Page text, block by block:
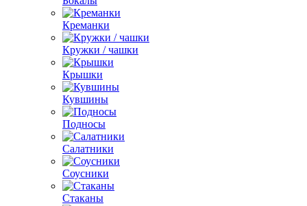
Креманки
Кружки / чашки
Крышки
Кувшины
Подносы
Салатники
Соусники
Стаканы